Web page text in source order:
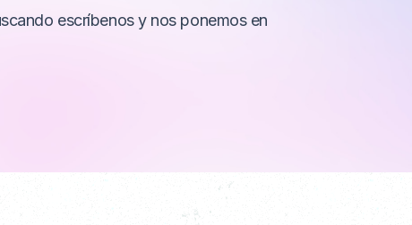
escríbenos y nos ponemos en